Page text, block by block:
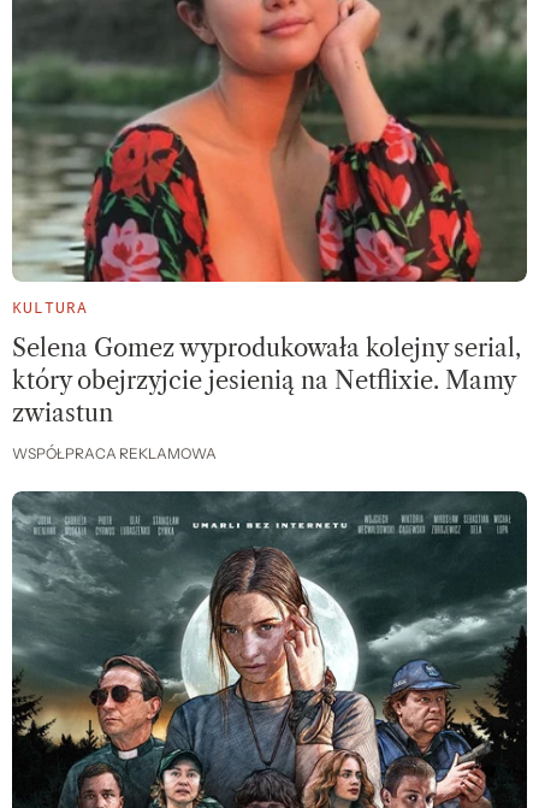
KULTURA
Selena Gomez wyprodukowała kolejny serial,
który obejrzyjcie jesienią na Netflixie. Mamy
zwiastun
WSPÓŁPRACA REKLAMOWA